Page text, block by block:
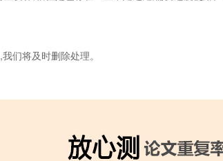
们将及时删除处理。